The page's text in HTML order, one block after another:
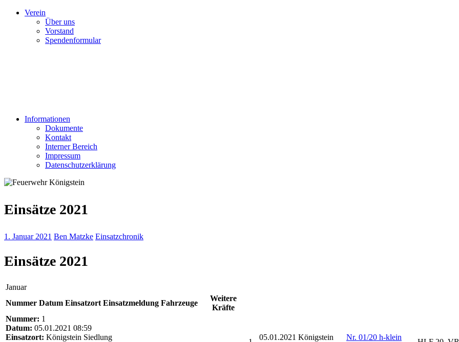
Verein
Über uns
Vorstand
Spendenformular
Informationen
Dokumente
Kontakt
Interner Bereich
Impressum
Datenschutzerklärung
Einsätze 2021
1. Januar 2021 Ben Matzke Einsatzchronik
Einsätze 2021
Januar
Nummer Datum Einsatzort Einsatzmeldung Fahrzeuge
Weitere
Kräfte
Nummer: 1
Datum: 05.01.2021 08:59
Einsatzort: Königstein Siedlung
05.01.2021 Königstein
Nr. 01/20 h-klein